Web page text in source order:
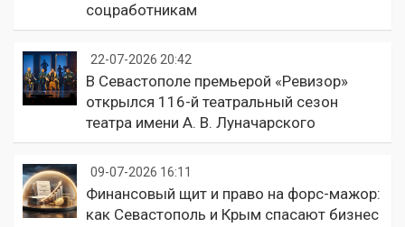
соцработникам
22-07-2026 20:42
В Севастополе премьерой «Ревизор»
открылся 116-й театральный сезон
театра имени А. В. Луначарского
09-07-2026 16:11
Финансовый щит и право на форс-мажор:
как Севастополь и Крым спасают бизнес